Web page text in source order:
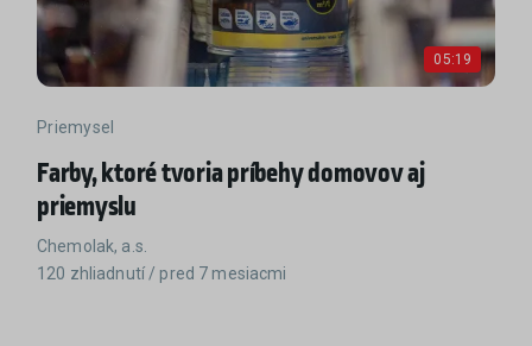
05:19
Priemysel
Farby, ktoré tvoria príbehy domovov aj
priemyslu
Chemolak, a.s.
120 zhliadnutí / pred 7 mesiacmi